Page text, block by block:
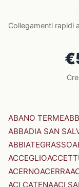
Collegamenti rapidi
ABANO TERME
ABBADIA SAN
ABBIATEGRASSO
ACCEGLIO
ACERNOACERRA
ACI CATENAACI